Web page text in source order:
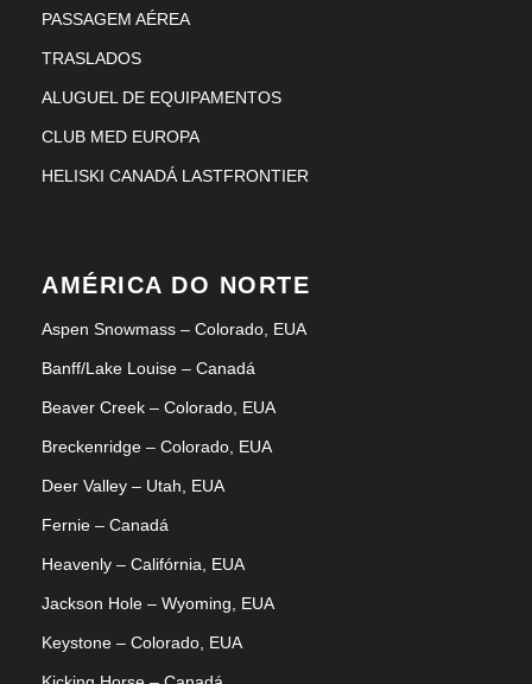
PASSAGEM AÉREA
TRASLADOS
ALUGUEL DE EQUIPAMENTOS
CLUB MED EUROPA
HELISKI CANADÁ LASTFRONTIER
AMÉRICA DO NORTE
Aspen Snowmass – Colorado, EUA
Banff/Lake Louise – Canadá
Beaver Creek – Colorado, EUA
Breckenridge – Colorado, EUA
Deer Valley – Utah, EUA
Fernie – Canadá
Heavenly – Califórnia, EUA
Jackson Hole – Wyoming, EUA
Keystone – Colorado, EUA